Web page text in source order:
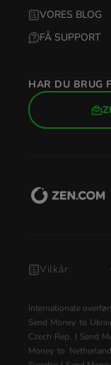
VORES BLOG
FÅ SUPPORT
HAR DU BRUG
Vilkår
Internationale
Send Money to
Czech Rep. | Send
Money to